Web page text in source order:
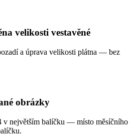
velikosti vestavěné
a úprava velikosti plátna — bez
obrázky
v největším balíčku — místo měsíčního